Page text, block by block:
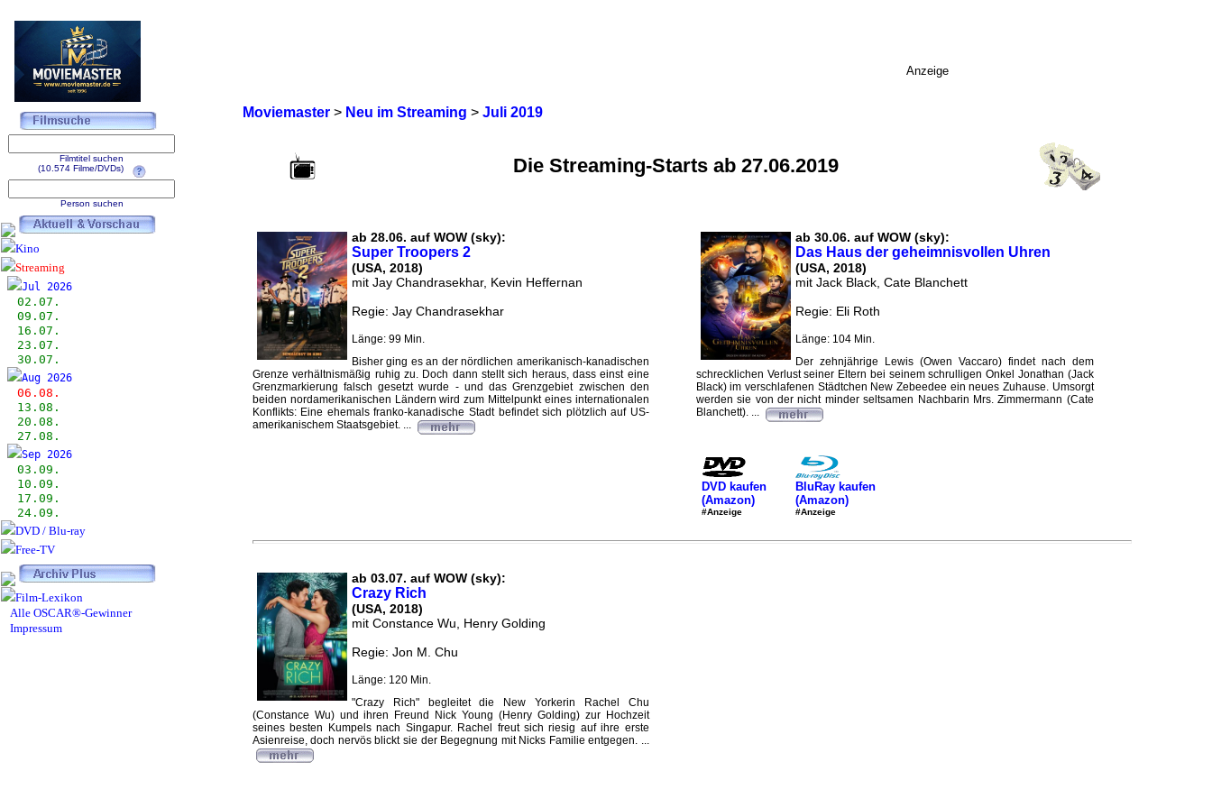
Moviemaster> Neu im Streaming > Juli 2019
Die Streaming-Starts ab 27.06.2019
ab 28.06. auf WOW (sky):
Super Troopers 2
(USA, 2018)
mit Jay Chandrasekhar, Kevin Heffernan
Regie: Jay Chandrasekhar
Länge: 99 Min.
Bisher ging es an der nördlichen amerikanisch-kanadischen
Grenze verhältnismäßig ruhig zu. Doch dann stellt sich heraus, dass einst eine
Grenzmarkierung falsch gesetzt wurde - und das Grenzgebiet zwischen den
beiden nordamerikanischen Ländern wird zum Mittelpunkt eines internationalen
Konflikts: Eine ehemals franko-kanadische Stadt befindet sich plötzlich auf US-
amerikanischem Staatsgebiet. ...
ab 30.06. auf WOW (sky):
Das Haus der geheimnisvollen Uhren
(USA, 2018)
mit Jack Black, Cate Blanchett
Regie: Eli Roth
Länge: 104 Min.
Der zehnjährige Lewis (Owen Vaccaro) findet nach dem
schrecklichen Verlust seiner Eltern bei seinem schrulligen Onkel Jonathan (Jack
Black) im verschlafenen Städtchen New Zebeedee ein neues Zuhause. Umsorgt
werden sie von der nicht minder seltsamen Nachbarin Mrs. Zimmermann (Cate
Blanchett). ...
DVD kaufen
(Amazon)
#Anzeige
BluRay kaufen
(Amazon)
#Anzeige
ab 03.07. auf WOW (sky):
Crazy Rich
(USA, 2018)
mit Constance Wu, Henry Golding
Regie: Jon M. Chu
Länge: 120 Min.
"Crazy Rich" begleitet die New Yorkerin Rachel Chu
(Constance Wu) und ihren Freund Nick Young (Henry Golding) zur Hochzeit
seines besten Kumpels nach Singapur. Rachel freut sich riesig auf ihre erste
Asienreise, doch nervös blickt sie der Begegnung mit Nicks Familie entgegen. ...
Anzeige
Filmtitel suchen
(10.574 Filme/DVDs)
Person suchen
Kino
Streaming
Jul 2026
02.07.
09.07.
16.07.
23.07.
30.07.
Aug 2026
06.08.
13.08.
20.08.
27.08.
Sep 2026
03.09.
10.09.
17.09.
24.09.
DVD / Blu-ray
Free-TV
Film-Lexikon
Alle OSCAR®-Gewinner
Impressum